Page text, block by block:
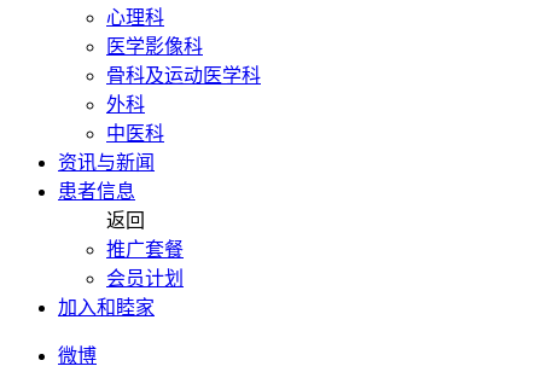
心理科
医学影像科
骨科及运动医学科
外科
中医科
资讯与新闻
患者信息
返回
推广套餐
会员计划
加入和睦家
微博